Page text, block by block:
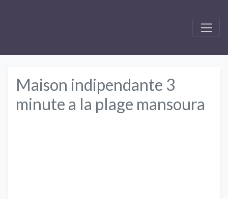
Maison indipendante 3
minute a la plage mansoura